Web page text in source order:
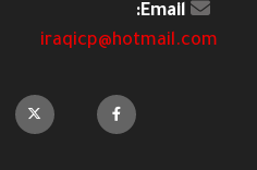
Email:
iraqicp@hotmail.com